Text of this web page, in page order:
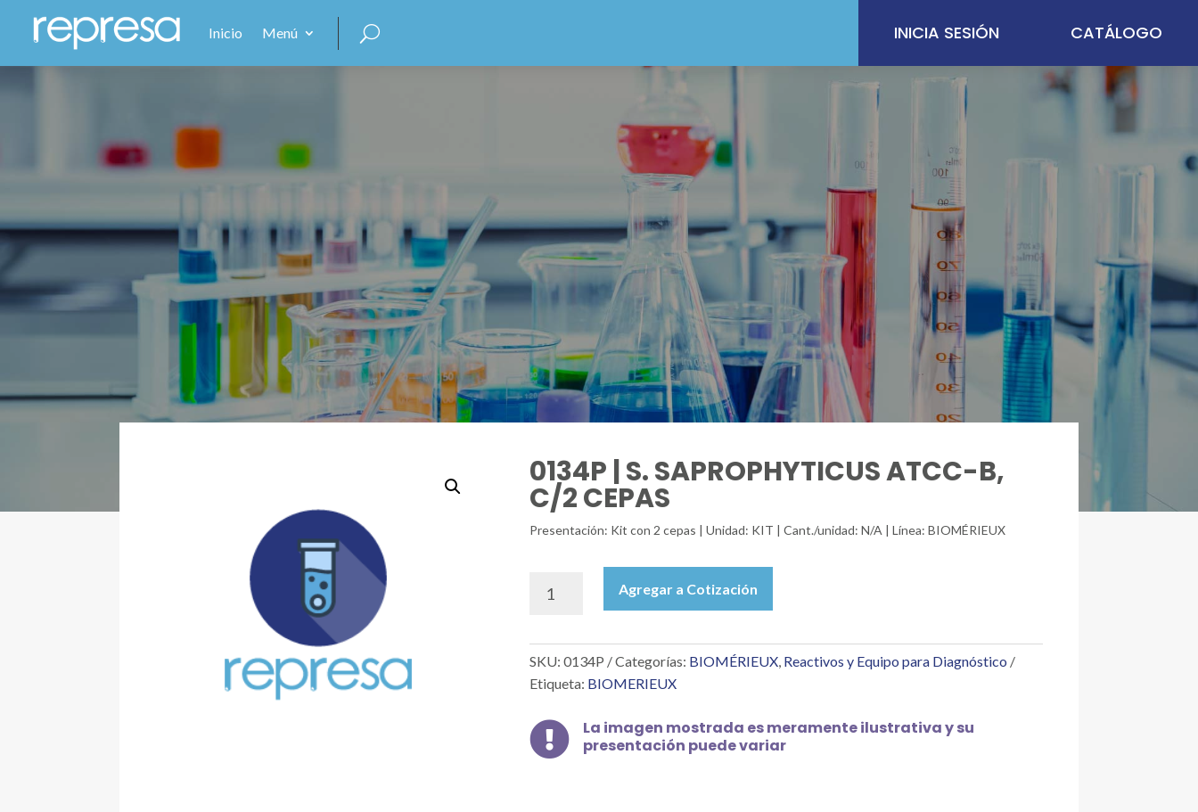
Inicio Menú INICIA SESIÓN CATÁLOGO
0134P | S. SAPROPHYTICUS ATCC-B,
C/2 CEPAS
Presentación: Kit con 2 cepas | Unidad: KIT | Cant./unidad: N/A | Línea: BIOMÉRIEUX
SAPROPHYTICUS
ATCC-
B,
CEPAS
cantidad
Agregar a Cotización
SKU:0134P Categorías: BIOMÉRIEUX, Reactivos y Equipo para Diagnóstico
Etiqueta: BIOMERIEUX

La imagen mostrada es meramente ilustrativa y su
presentación puede variar